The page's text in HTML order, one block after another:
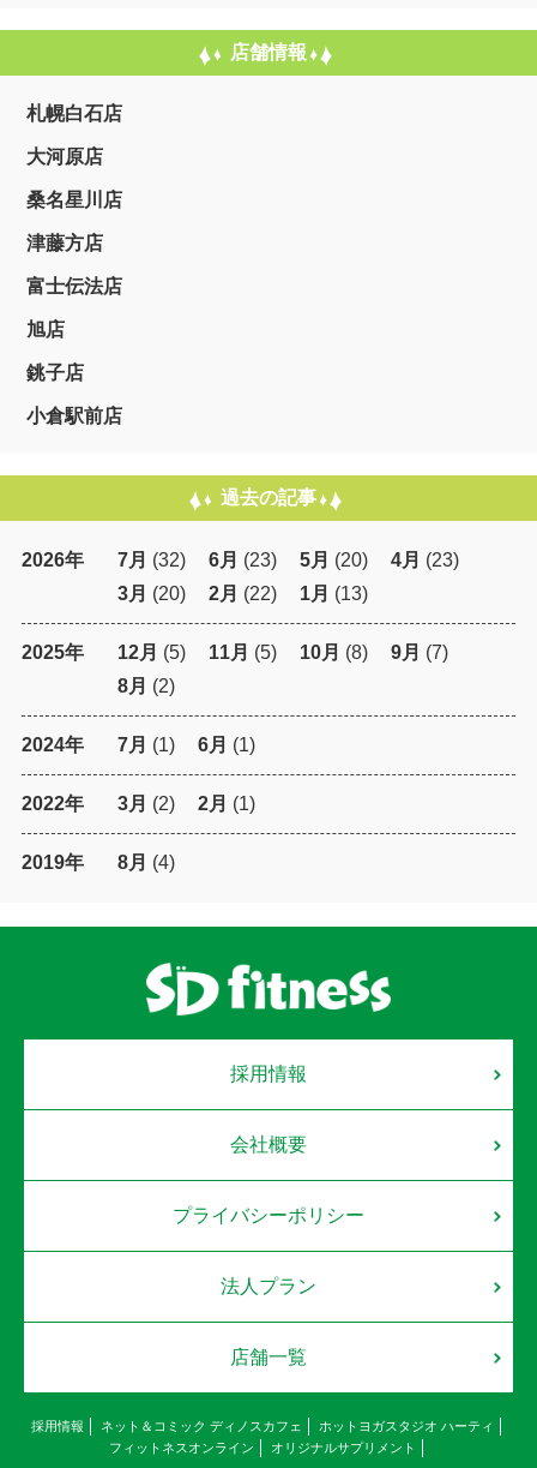
店舗情報
札幌白石店
大河原店
桑名星川店
津藤方店
富士伝法店
旭店
銚子店
小倉駅前店
過去の記事
2026年 7月 (32) 6月 (23) 5月 (20) 4月 (23)
3月 (20) 2月 (22) 1月 (13)
2025年 12月 (5) 11月 (5) 10月 (8) 9月 (7)
8月 (2)
2024年 7月 (1) 6月 (1)
2022年 3月 (2) 2月 (1)
2019年 8月 (4)
採用情報
会社概要
プライバシーポリシー
法人プラン
店舗一覧
採用情報 ネット＆コミック ディノスカフェ
ホットヨガスタジオ ハーティ
フィットネスオンライン
オリジナルサプリメント